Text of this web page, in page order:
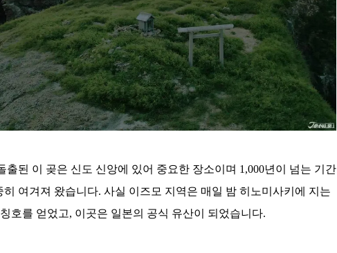
출된 이 곶은 신도 신앙에 있어 중요한 장소이며 1,000년이 넘는 기간
여겨져 왔습니다. 사실 이즈모 지역은 매일 밤 히노미사키에 지는
호를 얻었고, 이곳은 일본의 공식 유산이 되었습니다.